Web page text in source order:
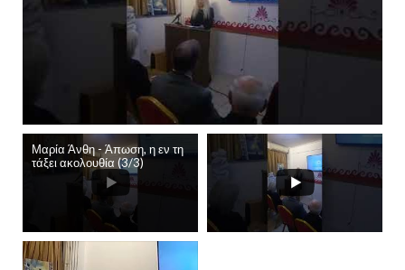
Μαρία Άνθη - Άπωση, η εν τη
τάξει ακολουθία (3/3)